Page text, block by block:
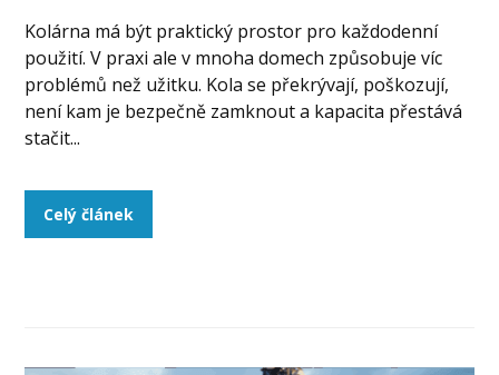
Kolárna má být praktický prostor pro každodenní
použití. V praxi ale v mnoha domech způsobuje víc
problémů než užitku. Kola se překrývají, poškozují,
není kam je bezpečně zamknout a kapacita přestává
stačit...
Celý článek